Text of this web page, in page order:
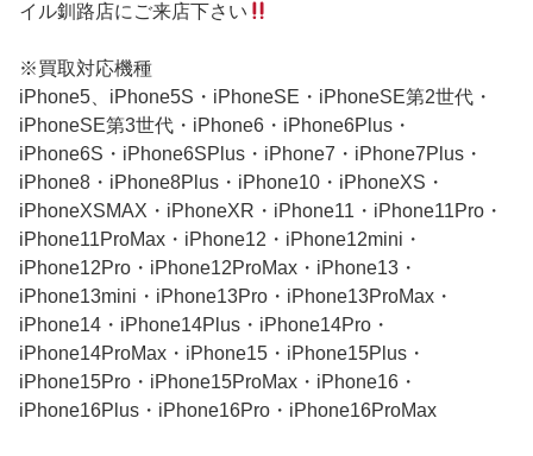
イル釧路店にご来店下さい
※買取対応機種
iPhone5、iPhone5S・iPhoneSE・iPhoneSE第2世代・
iPhoneSE第3世代・iPhone6・iPhone6Plus・
iPhone6S・iPhone6SPlus・iPhone7・iPhone7Plus・
iPhone8・iPhone8Plus・iPhone10・iPhoneXS・
iPhoneXSMAX・iPhoneXR・iPhone11・iPhone11Pro・
iPhone11ProMax・iPhone12・iPhone12mini・
iPhone12Pro・iPhone12ProMax・iPhone13・
iPhone13mini・iPhone13Pro・iPhone13ProMax・
iPhone14・iPhone14Plus・iPhone14Pro・
iPhone14ProMax・iPhone15・iPhone15Plus・
iPhone15Pro・iPhone15ProMax・iPhone16・
iPhone16Plus・iPhone16Pro・iPhone16ProMax